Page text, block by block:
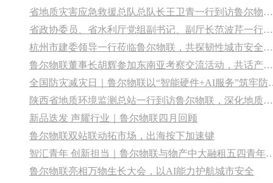
省地质灾害应急救援总队总队长王卫青一行到访鲁尔物联，深化科技与地质灾害防治融合
省政协委员、省水利厅党组副书记、副厅长范波芹一行莅临杭州鲁尔物联，共商数据赋能水利行业新路径
杭州市建委领导一行莅临鲁尔物联，共探韧性城市安全发展新路径
鲁尔物联董事长胡辉参加东南亚考察交流活动，共话产业合作新机遇
全国防灾减灾日
陕西省地质环境监测总站一行到访鲁尔物联，深化地质灾害智能监测联合共创
新品迭发 声耀行业｜鲁尔物联四月回顾
鲁尔物联双站联动拓市场，出海按下加速键
智汇青年 创新担当｜鲁尔物联与物产中大
鲁尔物联亮相万物生长大会，以AI能力护航城市安全